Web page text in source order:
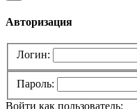
Авторизация
Логин:
Пароль:
Войти как пользователь: